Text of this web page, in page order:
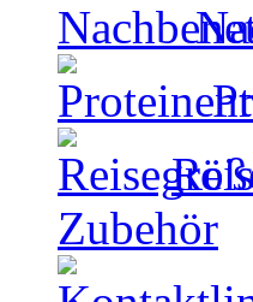
Zubehör